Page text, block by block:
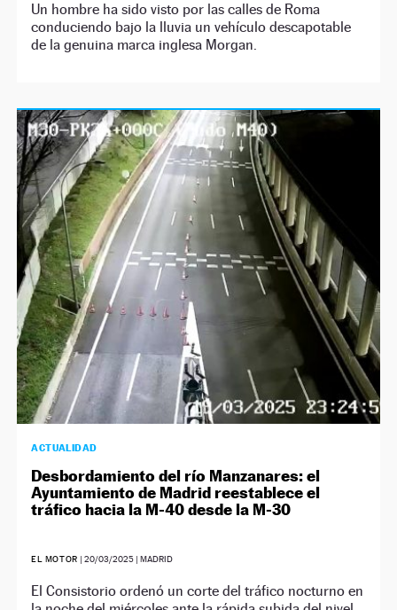
Un hombre ha sido visto por las calles de Roma
conduciendo bajo la lluvia un vehículo descapotable
de la genuina marca inglesa Morgan.
ACTUALIDAD
Desbordamiento del río Manzanares: el
Ayuntamiento de Madrid reestablece el
tráfico hacia la M-40 desde la M-30
EL MOTOR | 20/03/2025| MADRID
El Consistorio ordenó un corte del tráfico nocturno en